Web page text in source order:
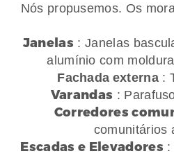
Nós propusemos. Os
Janelas : Janelas
alumínio com
Fachada externa :
Varandas :
Corredores
comunitários
Escadas e Elevadores :